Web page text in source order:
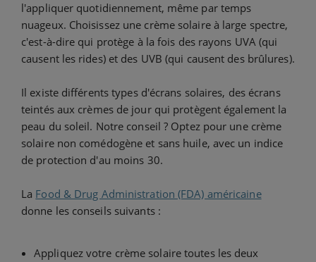
l'appliquer quotidiennement, même par temps
nuageux. Choisissez une crème solaire à large spectre,
c'est-à-dire qui protège à la fois des rayons UVA (qui
causent les rides) et des UVB (qui causent des brûlures).
Il existe différents types d'écrans solaires, des écrans
teintés aux crèmes de jour qui protègent également la
peau du soleil. Notre conseil ? Optez pour une crème
solaire non comédogène et sans huile, avec un indice
de protection d'au moins 30.
La Food & Drug Administration (FDA) américaine
donne les conseils suivants :
Appliquez votre crème solaire toutes les deux